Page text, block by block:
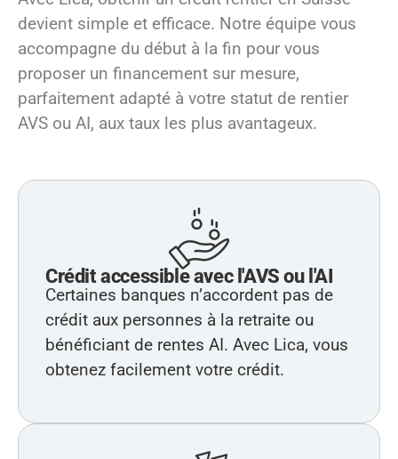
devient simple et efficace. Notre équipe vous
accompagne du début à la fin pour vous
proposer un financement sur mesure,
parfaitement adapté à votre statut de rentier
AVS ou AI, aux taux les plus avantageux.
Crédit accessible avec l'AVS ou l'AI
Certaines banques n’accordent pas de
crédit aux personnes à la retraite ou
bénéficiant de rentes AI. Avec Lica, vous
obtenez facilement votre crédit.